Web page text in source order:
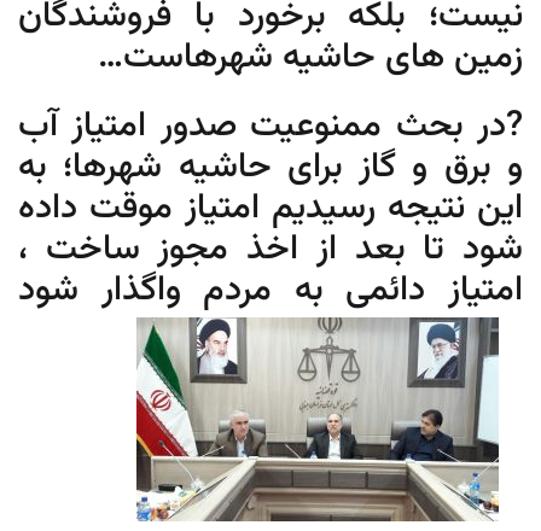
نیست؛ بلکه برخورد با فروشندگان
زمین های حاشیه شهرهاست…
?در بحث ممنوعیت صدور امتیاز آب
و برق و گاز برای حاشیه شهرها؛ به
این نتیجه رسیدیم امتیاز موقت داده
شود تا بعد از اخذ مجوز ساخت ،
امتیاز دائمی به مردم واگذار شود